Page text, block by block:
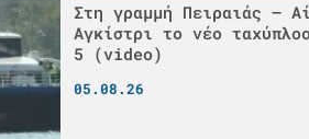
Στη γραμμή Πειραιάς –
Αγκίστρι το νέο
5 (video)
05.08.26